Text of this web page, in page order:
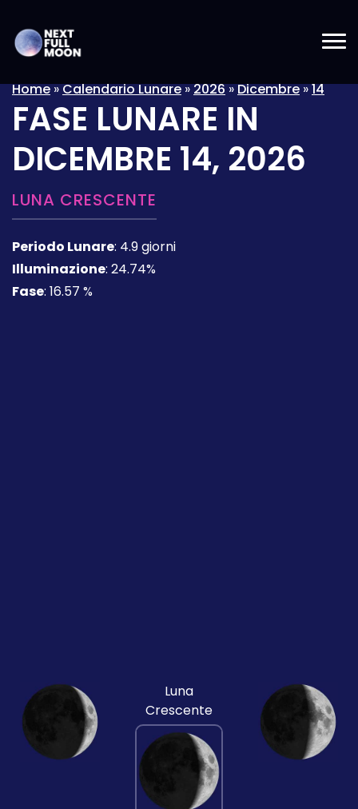
Home»Calendario Lunare»2026»Dicembre»14
FASE LUNARE IN
DICEMBRE 14, 2026
LUNA CRESCENTE
Periodo Lunare: 4.9 giorni
Illuminazione: 24.74%
Fase: 16.57 %
Luna
Crescente